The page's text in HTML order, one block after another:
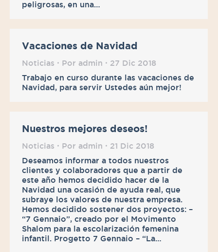
peligrosas, en una…
Vacaciones de Navidad
Noticias Por admin
27 Dic 2018
Trabajo en curso durante las vacaciones de
Navidad, para servir Ustedes aún mejor!
Nuestros mejores deseos!
Noticias Por admin
21 Dic 2018
Deseamos informar a todos nuestros
clientes y colaboradores que a partir de
este año hemos decidido hacer de la
Navidad una ocasión de ayuda real, que
subraye los valores de nuestra empresa.
Hemos decidido sostener dos proyectos: –
“7 Gennaio”, creado por el Movimento
Shalom para la escolarización femenina
infantil. Progetto 7 Gennaio – “La…